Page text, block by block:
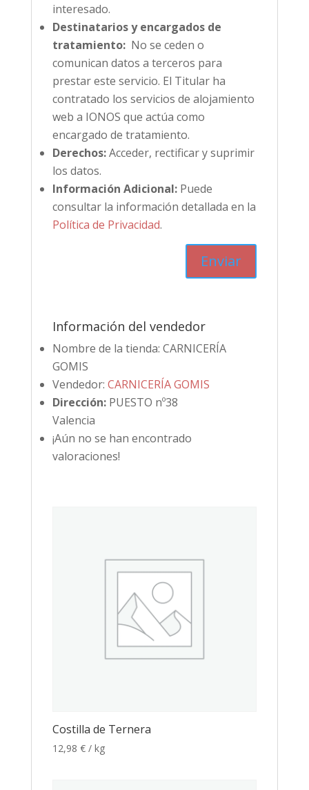
interesado.
Destinatarios y encargados de
tratamiento:No se ceden o
comunican datos a terceros para
prestar este servicio. El Titular ha
contratado los servicios de alojamiento
web a IONOS que actúa como
encargado de tratamiento.
Derechos:Acceder, rectificar y suprimir
los datos.
Información Adicional:Puede
consultar la información detallada en la
Política de Privacidad.
Información del vendedor
Nombre de la tienda: CARNICERÍA
GOMIS
Vendedor: CARNICERÍA GOMIS
Dirección: PUESTO nº38
Valencia
¡Aún no se han encontrado
valoraciones!
Costilla de Ternera
12,98 € / kg